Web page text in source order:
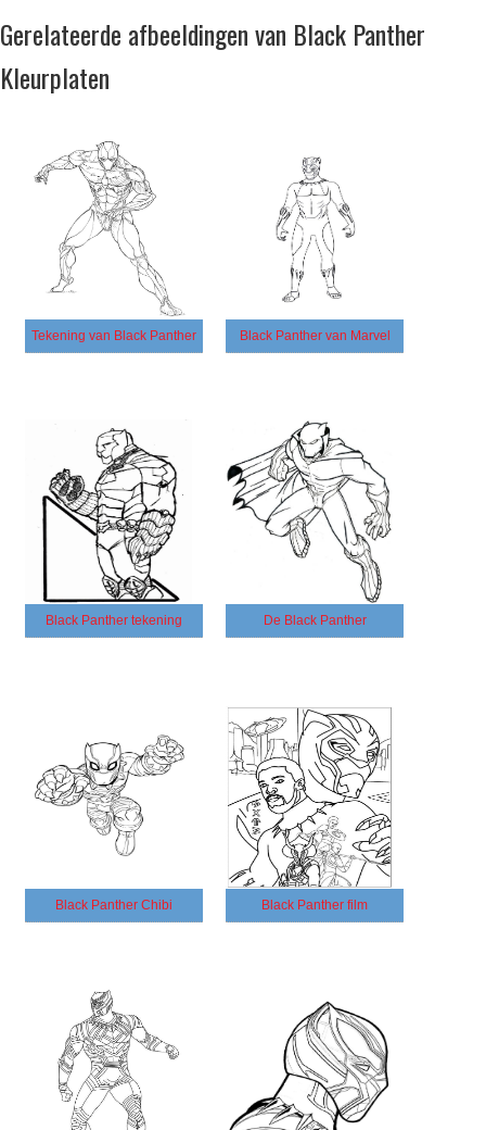
Gerelateerde afbeeldingen van Black Panther
Kleurplaten
Tekening van Black Panther Black Panther van Marvel
Black Panther tekening De Black Panther
Black Panther Chibi Black Panther film